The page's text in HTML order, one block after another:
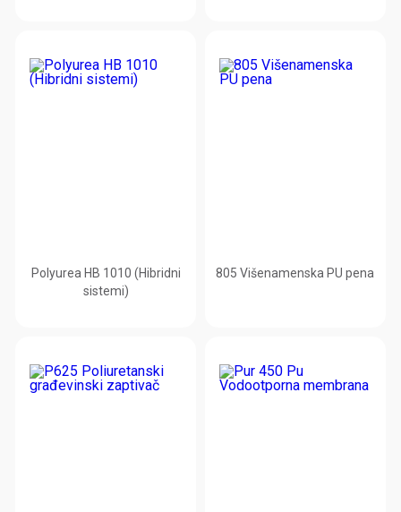
Polyurea HB 1010 (Hibridni
sistemi)
805 Višenamenska PU pena